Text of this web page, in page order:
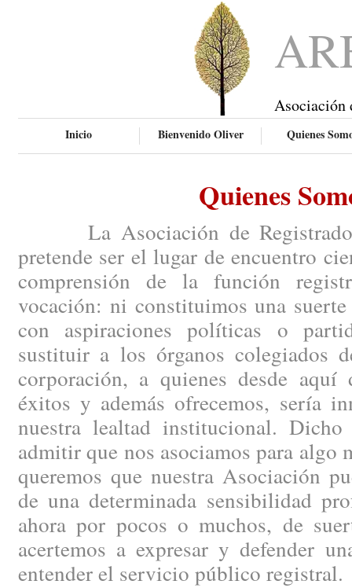
Asociación
Inicio Bienvenido Oliver Quienes
Quienes
La Asociación de
pretende ser el lugar de encuentro
comprensión de la función
vocación: ni constituimos una
con aspiraciones políticas o
sustituir a los órganos colegiados
corporación, a quienes desde aquí
éxitos y además ofrecemos, sería
nuestra lealtad institucional.
admitir que nos asociamos para algo
queremos que nuestra Asociación
de una determinada sensibilidad
ahora por pocos o muchos, de
acertemos a expresar y defender
entender el servicio público registral.